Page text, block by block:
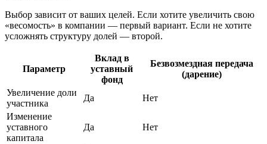
Выбор зависит от ваших целей. Если хотите увеличить свою
«весомость» в компании — первый вариант. Если не хотите
усложнять структуру долей — второй.
Параметр
Вклад в
уставный
фонд
Безвозмездная передача
(дарение)
Увеличение доли
участника
Да
Нет
Изменение
уставного
капитала
Да Нет